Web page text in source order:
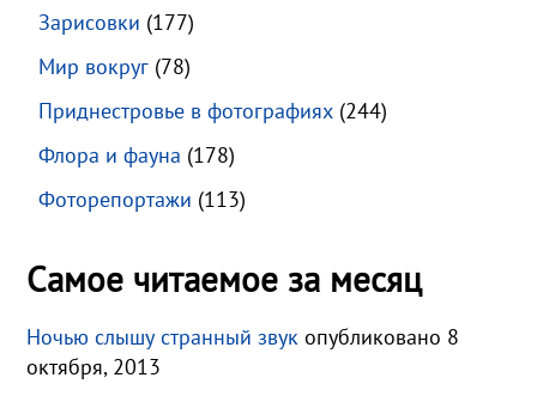
Зарисовки (177)
Мир вокруг (78)
Приднестровье в фотографиях (244)
Флора и фауна (178)
Фоторепортажи (113)
Самое читаемое за месяц
Ночью слышу странный звук опубликовано 8
октября, 2013